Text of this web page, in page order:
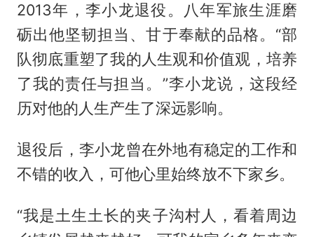
2013年，李小龙退役。八年军旅生涯磨
砺出他坚韧担当、甘于奉献的品格。“部
队彻底重塑了我的人生观和价值观，培养
了我的责任与担当。”李小龙说，这段经
历对他的人生产生了深远影响。
退役后，李小龙曾在外地有稳定的工作和
不错的收入，可他心里始终放不下家乡。
“我是土生土长的夹子沟村人，看着周边